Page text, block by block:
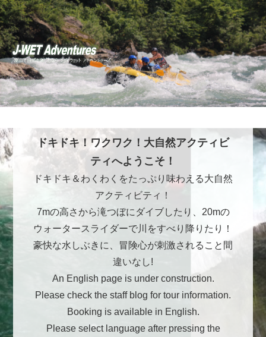
ドキドキ！ワクワク！大自然アクティビ
ティへようこそ！
ドキドキ＆わくわくをたっぷり味わえる大自然
アクティビティ！
7mの高さから滝つぼにダイブしたり、20mの
ウォータースライダーで川をすべり降りたり！
豪快な水しぶきに、冒険心が刺激されること間
違いなし!
An English page is under construction.
Please check the staff blog for tour information.
Booking is available in English.
Please select language after pressing the